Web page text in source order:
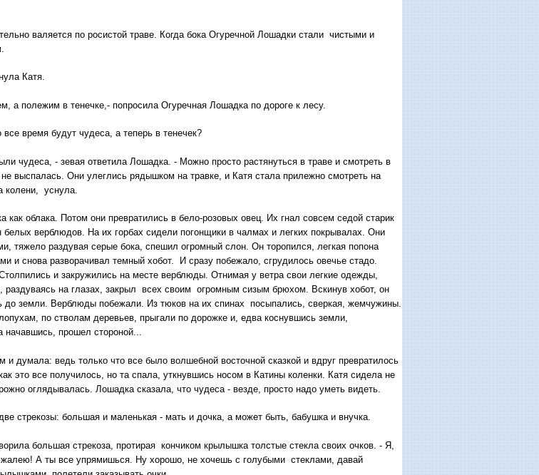
валяется по росистой траве. Когда бока Огуречной Лошадки стали чистыми и
Катя.
а полежим в тенечке,- попросила Огуречная Лошадка по дороге к лесу.
время будут чудеса, а теперь в тенечек?
чудеса, - зевая ответила Лошадка. - Можно просто растянуться в траве и смотреть в
выспалась. Они улеглись рядышком на травке, и Катя стала прилежно смотреть на
колени, уснула.
облака. Потом они превратились в бело-розовых овец. Их гнал совсем седой старик
верблюдов. На их горбах сидели погонщики в чалмах и легких покрывалах. Они
тяжело раздувая серые бока, спешил огромный слон. Он торопился, легкая попона
и снова разворачивал темный хобот. И сразу побежало, сгрудилось овечье стадо.
и закружились на месте верблюды. Отнимая у ветра свои легкие одежды,
на глазах, закрыл всех своим огромным сизым брюхом. Вскинув хобот, он
до земли. Верблюды побежали. Из тюков на их спинах посыпались, сверкая, жемчужины.
по стволам деревьев, прыгали по дорожке и, едва коснувшись земли,
прошел стороной...
думала: ведь только что все было волшебной восточной сказкой и вдруг превратилось
это все получилось, но та спала, уткнувшись носом в Катины коленки. Катя сидела не
оглядывалась. Лошадка сказала, что чудеса - везде, просто надо уметь видеть.
стрекозы: большая и маленькая - мать и дочка, а может быть, бабушка и внучка.
большая стрекоза, протирая кончиком крылышка толстые стекла своих очков. - Я,
А ты все упрямишься. Ну хорошо, не хочешь с голубыми стеклами, давай